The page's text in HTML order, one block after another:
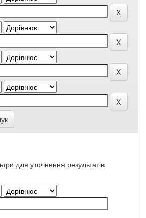
для уточнення результатів